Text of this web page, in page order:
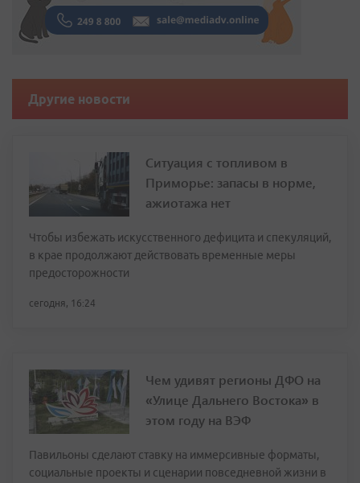
Другие новости
Ситуация с топливом в
Приморье: запасы в норме,
ажиотажа нет
Чтобы избежать искусственного дефицита и спекуляций,
в крае продолжают действовать временные меры
предосторожности
сегодня, 16:24
Чем удивят регионы ДФО на
«Улице Дальнего Востока» в
этом году на ВЭФ
Павильоны сделают ставку на иммерсивные форматы,
социальные проекты и сценарии повседневной жизни в